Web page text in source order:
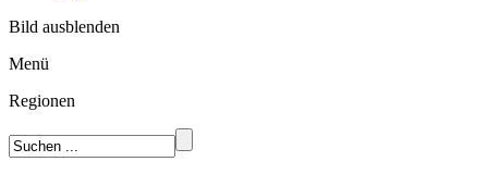
Bild ausblenden
Menü
Regionen